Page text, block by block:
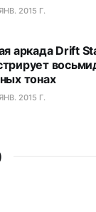
2015 Г.
аркада Drift
тонах
2015 Г.